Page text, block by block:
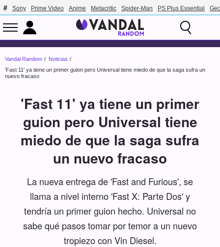
Sony Prime Video Anime Metacritic Spider-Man PS Plus Essential
Vandal Random
Noticias
'Fast 11' ya tiene un primer guion pero Universal tiene miedo de que la saga sufra un
nuevo fracaso
'Fast 11' ya tiene un primer
guion pero Universal tiene
miedo de que la saga sufra
un nuevo fracaso
La nueva entrega de 'Fast and Furious', se
llama a nivel interno 'Fast X: Parte Dos' y
tendría un primer guion hecho. Universal no
sabe qué pasos tomar por temor a un nuevo
tropiezo con Vin Diesel.